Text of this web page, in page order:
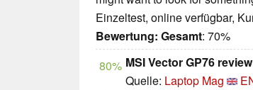
Einzeltest, online verfügbar,
Bewertung: Gesamt: 70%
80% MSI Vector GP76
Quelle: Laptop Mag